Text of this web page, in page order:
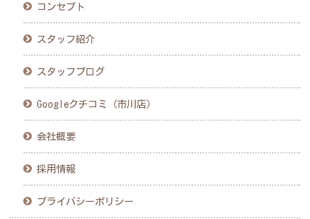
コンセプト
スタッフ紹介
スタッフブログ
Googleクチコミ（市川店）
会社概要
採用情報
プライバシーポリシー